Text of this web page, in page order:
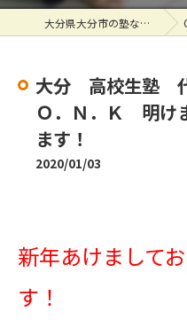
大分県大分市の塾なら大学受験専門塾 代ゼミサテライン予備校O.N.K
大分 高校生塾
Ｏ．Ｎ．Ｋ 明け
ます！
2020/01/03
新年あけまして
す！